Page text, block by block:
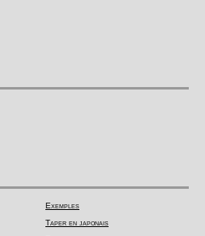
Exemples
Taper en japonais